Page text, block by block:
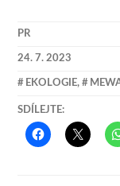
PR
24. 7. 2023
EKOLOGIE,
SDÍLEJTE: